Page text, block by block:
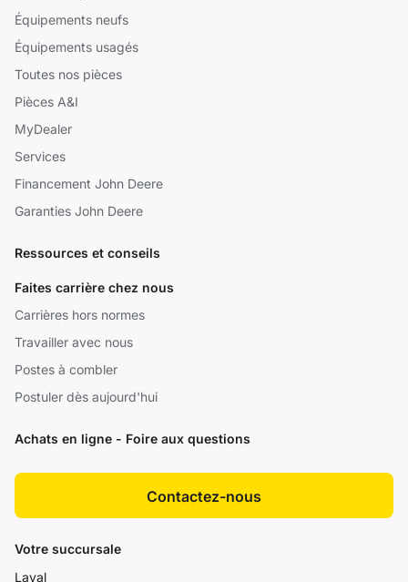
Équipements neufs
Équipements usagés
Toutes nos pièces
Pièces A&I
MyDealer
Services
Financement John Deere
Garanties John Deere
Ressources et conseils
Faites carrière chez nous
Carrières hors normes
Travailler avec nous
Postes à combler
Postuler dès aujourd'hui
Achats en ligne - Foire aux questions
Contactez-nous
Votre succursale
Laval